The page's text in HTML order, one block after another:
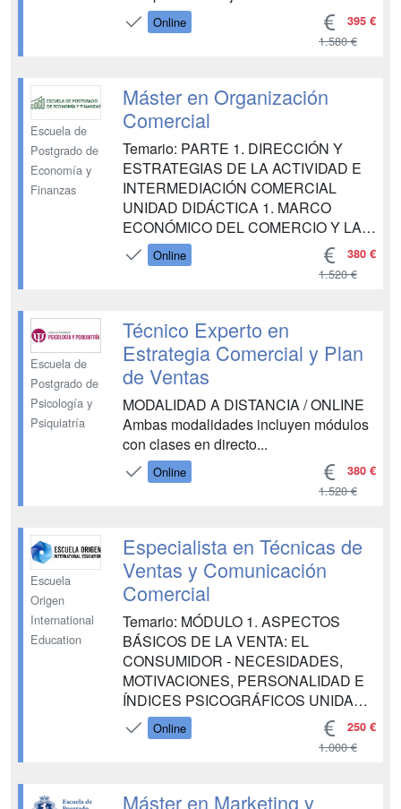
elementos Distribución final Retoques y
puesta a punto del conjunto UNIDAD
exposición del producto 2. Por cómo se
cierran 3. Por su situación 4. Po...
Online 395 €
1.580 €
Escuela de
Postgrado de
Economía y
Finanzas
Máster en Organización
Comercial
Temario: PARTE 1. DIRECCIÓN Y
ESTRATEGIAS DE LA ACTIVIDAD E
INTERMEDIACIÓN COMERCIAL
UNIDAD DIDÁCTICA 1. MARCO
ECONÓMICO DEL COMERCIO Y LA
INTERMEDIACIÓN COMERCIAL
UNIDAD DIDÁCTICA 2.
VENTAS E INTERMEDIACIÓN
UNIDAD DIDÁCTICA 3. MARCO
JURÍDICO Y CONTRATACIÓN EN EL
COMERCIO E INTERMEDIACIÓN
COMERCIAL UN...
Online 380 €
1.520 €
Escuela de
Postgrado de
Psicología y
Psiquiatría
Técnico Experto en
Estrategia Comercial y Plan
de Ventas
MODALIDAD A DISTANCIA / ONLINE
Ambas modalidades incluyen módulos
con clases en directo...
Online 380 €
1.520 €
Escuela
Origen
International
Education
Especialista en Técnicas de
Ventas y Comunicación
Comercial
Temario: MÓDULO 1. ASPECTOS
BÁSICOS DE LA VENTA: EL
CONSUMIDOR - NECESIDADES,
MOTIVACIONES, PERSONALIDAD E
ÍNDICES PSICOGRÁFICOS UNIDAD
DIDÁCTICA 1. NECESIDADES
UNIDAD DIDÁCTICA 2.
PERSONALIDAD DEL CONSUMIDOR
Online 250 €
1.000 €
Máster en Marketing y